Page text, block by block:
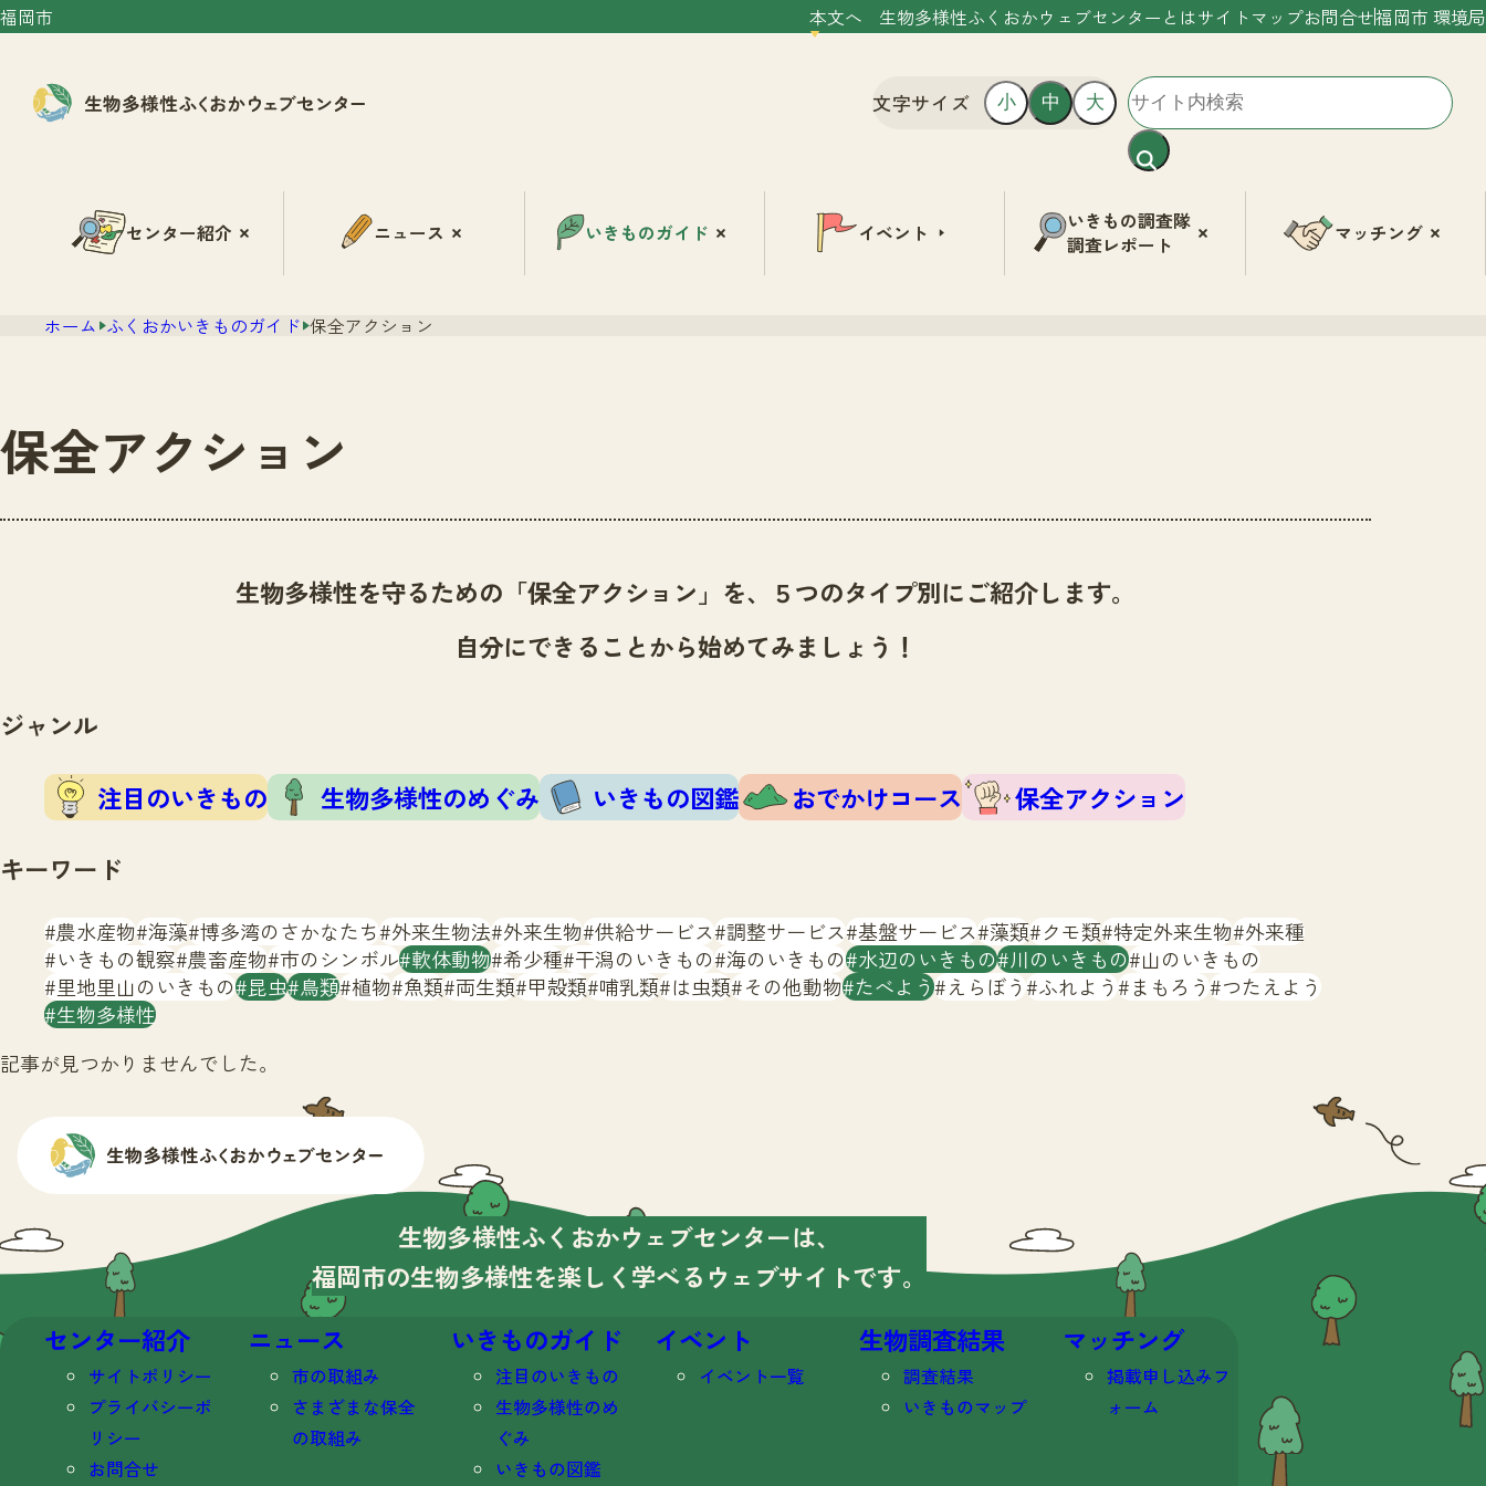
福岡市 本文へ 生物多様性ふくおかウェブセンターとはサイトマップお問合せ福岡市 環境局
文字サイズ 小 中 大
センター紹介 ニュース いきものガイド イベント
いきもの調査隊
調査レポート
マッチング
ホーム ふくおかいきものガイド 保全アクション
保全アクション
生物多様性を守るための「保全アクション」を、５つのタイプ別にご紹介します。
自分にできることから始めてみましょう！
ジャンル
注目のいきもの 生物多様性のめぐみ いきもの図鑑 おでかけコース
保全アクション
キーワード
農水産物 海藻 博多湾のさかなたち 外来生物法 外来生物 供給サービス 調整サービス 基盤サービス 藻類 クモ類 特定外来生物 外来種
いきもの観察 農畜産物 市のシンボル 軟体動物 希少種 干潟のいきもの 海のいきもの 水辺のいきもの 川のいきもの 山のいきもの
里地里山のいきもの 昆虫 鳥類 植物 魚類 両生類 甲殻類 哺乳類 は虫類 その他動物 たべよう えらぼう ふれよう まもろう つたえよう
生物多様性
記事が見つかりませんでした。
生物多様性ふくおかウェブセンターは、
福岡市の生物多様性を楽しく学べる ウェブサイトです。
センター紹介
サイトポリシー
プライバシーポ
リシー
お問合せ
ニュース
市の取組み
さまざまな保全
の取組み
いきものガイド
注目のいきもの
生物多様性のめ
ぐみ
いきもの図鑑
イベント
イベント一覧
生物調査結果
調査結果
いきものマップ
マッチング
掲載申し込みフ
ォーム